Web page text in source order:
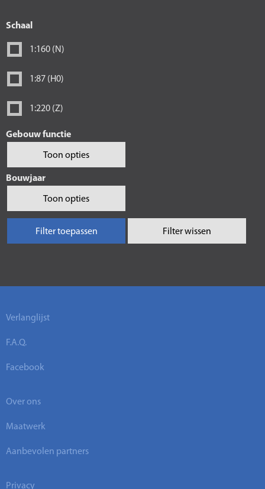
Schaal
1:160 (N)
1:87 (H0)
1:220 (Z)
Gebouw functie
Toon opties
Bouwjaar
Toon opties
Filter toepassen Filter wissen
Verlanglijst
F.A.Q.
Facebook
Over ons
Maatwerk
Aanbevolen partners
Privacy